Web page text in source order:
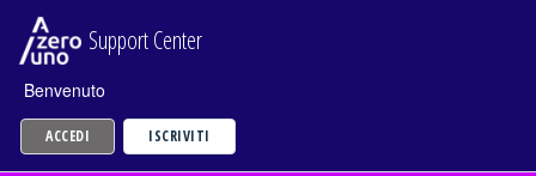
Support Center
Benvenuto
ACCEDI ISCRIVITI